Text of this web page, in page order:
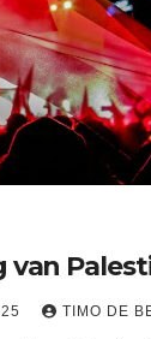
van
TIMO DE